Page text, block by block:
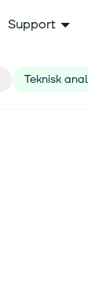
Support
Teknisk